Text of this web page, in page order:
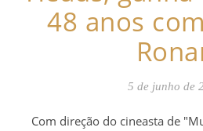
48 anos
5 de junho de
Com direção do cineasta de "Mulheres do Século 20",